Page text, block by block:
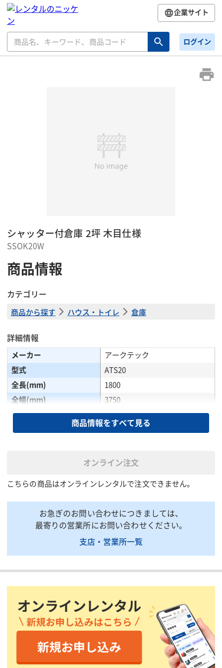
企業サイト
ログイン
シャッター付倉庫 2坪 木目仕様
SSOK20W
商品情報
カテゴリー
商品から探す ハウス・トイレ 倉庫
詳細情報
メーカー
アークテック
型式
ATS20
全長(mm)
1800
全幅(mm)
3750
全高(mm)
2635
内寸長さ(mm)
2335
床面耐荷重(N/㎡{kgf/
㎡})
質量(kg) 666
がございます。詳しい仕様につきましては、最寄の営業所までお問い合わせ下さ
来ます。
商品特徴:クレーンやフ ォ ー クで簡単に設置することができま
す。観音扉タイプに比べ、シャッター扉タイプは開閉スペースが
いらないため、狭い場所での設置にも最適です。柔らかい雰囲気
商品情報をすべて見る
オンライン注文
こちらの商品はオンラインレンタルで注文できません。
お急ぎのお問い合わせにつきましては、
最寄りの営業所にお問い合わせください。
支店・営業所一覧